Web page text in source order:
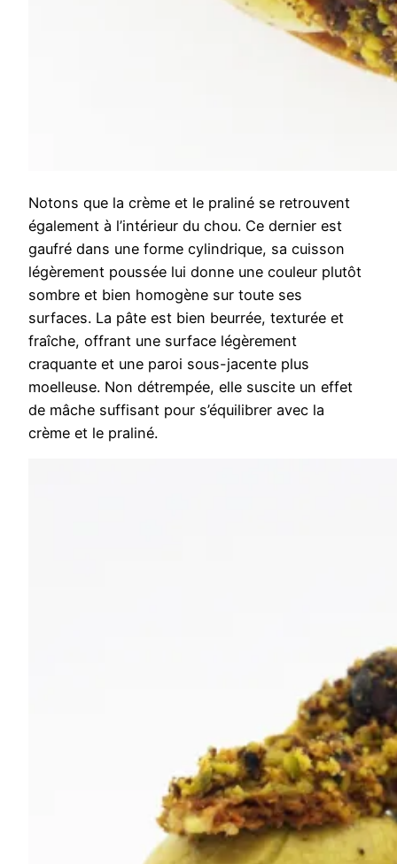
Notons que la crème et le praliné se retrouvent
également à l’intérieur du chou. Ce dernier est
gaufré dans une forme cylindrique, sa cuisson
légèrement poussée lui donne une couleur plutôt
sombre et bien homogène sur toute ses
surfaces. La pâte est bien beurrée, texturée et
fraîche, offrant une surface légèrement
craquante et une paroi sous-jacente plus
moelleuse. Non détrempée, elle suscite un effet
de mâche suffisant pour s’équilibrer avec la
crème et le praliné.